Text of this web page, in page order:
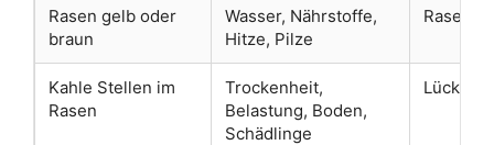
Rasen gelb oder
braun
Wasser, Nährstoffe,
Hitze, Pilze
Kahle Stellen im
Rasen
Trockenheit,
Belastung, Boden,
Schädlinge
Lücken